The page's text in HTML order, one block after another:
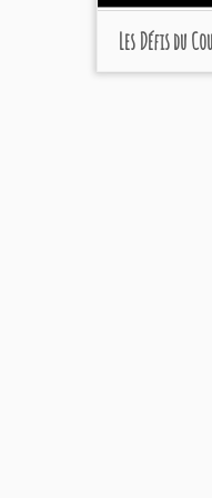
Les Défis du